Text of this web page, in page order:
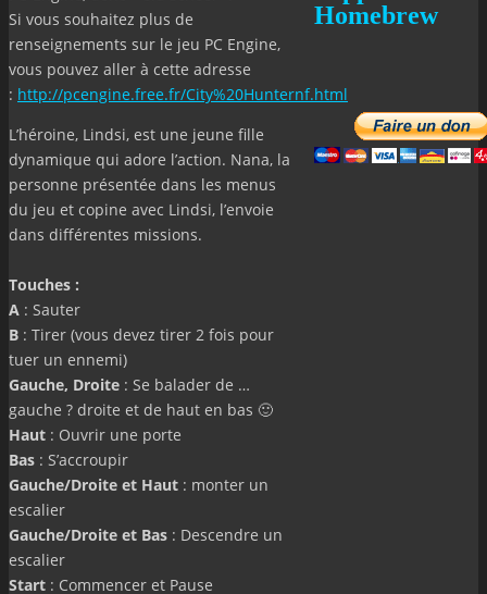
Si vous souhaitez plus de
renseignements sur le jeu PC Engine,
vous pouvez aller à cette adresse
: http://pcengine.free.fr/City%20Hunternf.html
L’héroine, Lindsi, est une jeune fille
dynamique qui adore l’action. Nana, la
personne présentée dans les menus
du jeu et copine avec Lindsi, l’envoie
dans différentes missions.
Touches :
A : Sauter
B : Tirer (vous devez tirer 2 fois pour
tuer un ennemi)
Gauche, Droite : Se balader de …
gauche ? droite et de haut en bas 🙂
Haut : Ouvrir une porte
Bas : S’accroupir
Gauche/Droite et Haut : monter un
escalier
Gauche/Droite et Bas : Descendre un
escalier
Start : Commencer et Pause
Homebrew